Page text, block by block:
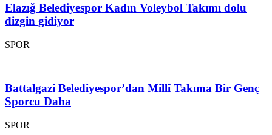
Elazığ Belediyespor Kadın Voleybol Takımı dolu
dizgin gidiyor
SPOR
Battalgazi Belediyespor’dan Millî Takıma Bir Genç
Sporcu Daha
SPOR